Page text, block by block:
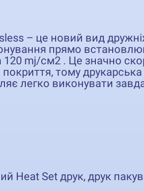
– це новий вид
прямо
mj/см2 . Це значно
тому
легко виконувати
Heat Set друк, друк